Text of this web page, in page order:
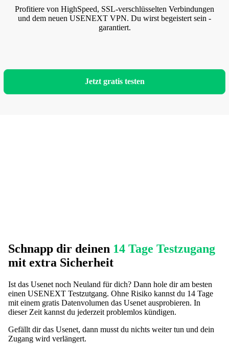
Profitiere von HighSpeed, SSL-verschlüsselten Verbindungen
und dem neuen USENEXT VPN. Du wirst begeistert sein -
garantiert.
Jetzt gratis testen
Schnapp dir deinen 14 Tage Testzugang
mit extra Sicherheit
Ist das Usenet noch Neuland für dich? Dann hole dir am besten
einen USENEXT Testzutgang. Ohne Risiko kannst du 14 Tage
mit einem gratis Datenvolumen das Usenet ausprobieren. In
dieser Zeit kannst du jederzeit problemlos kündigen.
Gefällt dir das Usenet, dann musst du nichts weiter tun und dein
Zugang wird verlängert.